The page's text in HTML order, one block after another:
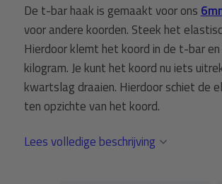
De t-bar haak is gemaakt voor ons
voor andere koorden. Steek het
Hierdoor klemt het koord in de t-bar
kilogram. Je kunt het koord nu iets
kwartslag draaien. Hierdoor schiet de
ten opzichte van het koord.
Specificatie
Lees volledige beschrijving